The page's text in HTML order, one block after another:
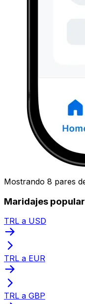
Mostrando 8 pares
Maridajes
TRL a USD
TRL a EUR
TRL a GBP